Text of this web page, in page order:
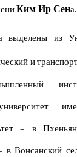
Ким Ир Сена.
выделены из
и
университет
– в
в Вонсанский